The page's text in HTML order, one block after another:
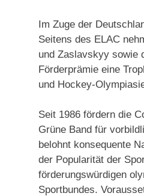
Im Zuge der
Seitens des ELAC
und Zaslavskyy sowie
Förderprämie eine
und Hockey-
Seit 1986 fördern die
Grüne Band für
belohnt konsequente
der Popularität der
förderungswürdigen
Sportbundes.